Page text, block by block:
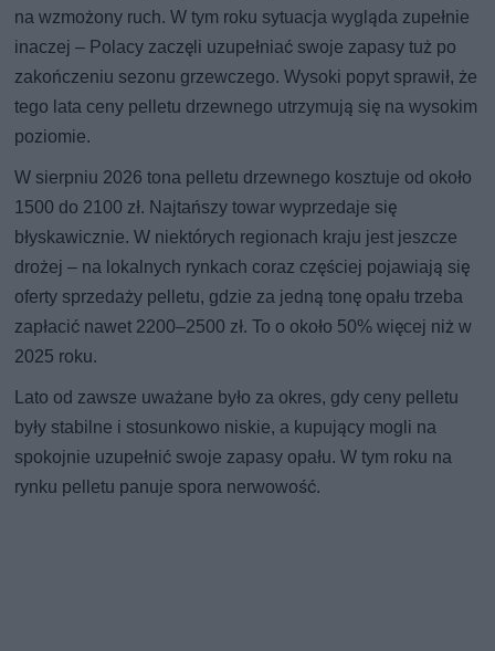
na wzmożony ruch. W tym roku sytuacja wygląda zupełnie
inaczej – Polacy zaczęli uzupełniać swoje zapasy tuż po
zakończeniu sezonu grzewczego. Wysoki popyt sprawił, że
tego lata ceny pelletu drzewnego utrzymują się na wysokim
poziomie.
W sierpniu 2026 tona pelletu drzewnego kosztuje od około
1500 do 2100 zł. Najtańszy towar wyprzedaje się
błyskawicznie. W niektórych regionach kraju jest jeszcze
drożej – na lokalnych rynkach coraz częściej pojawiają się
oferty sprzedaży pelletu, gdzie za jedną tonę opału trzeba
zapłacić nawet 2200–2500 zł. To o około 50% więcej niż w
2025 roku.
Lato od zawsze uważane było za okres, gdy ceny pelletu
były stabilne i stosunkowo niskie, a kupujący mogli na
spokojnie uzupełnić swoje zapasy opału. W tym roku na
rynku pelletu panuje spora nerwowość.